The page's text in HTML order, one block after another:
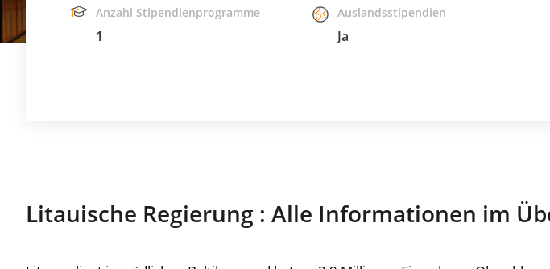
Anzahl Stipendienprogramme
1
Auslandsstipendien
Ja
Litauische Regierung : Alle Informationen im